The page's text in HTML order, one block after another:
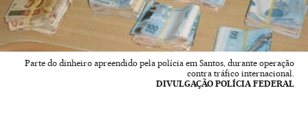
Parte do dinheiro apreendido pela polícia em Santos, durante operação
contra tráfico internacional.
DIVULGAÇÃO POLÍCIA FEDERAL